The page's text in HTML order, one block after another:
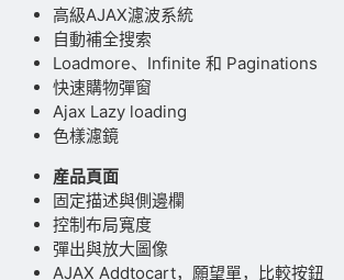
高級AJAX濾波系統
自動補全搜索
Loadmore、Infinite 和 Paginations
快速購物彈窗
Ajax Lazy loading
色樣濾鏡
産品頁面
固定描述與側邊欄
控制布局寬度
彈出與放大圖像
AJAX Addtocart，願望單，比較按鈕